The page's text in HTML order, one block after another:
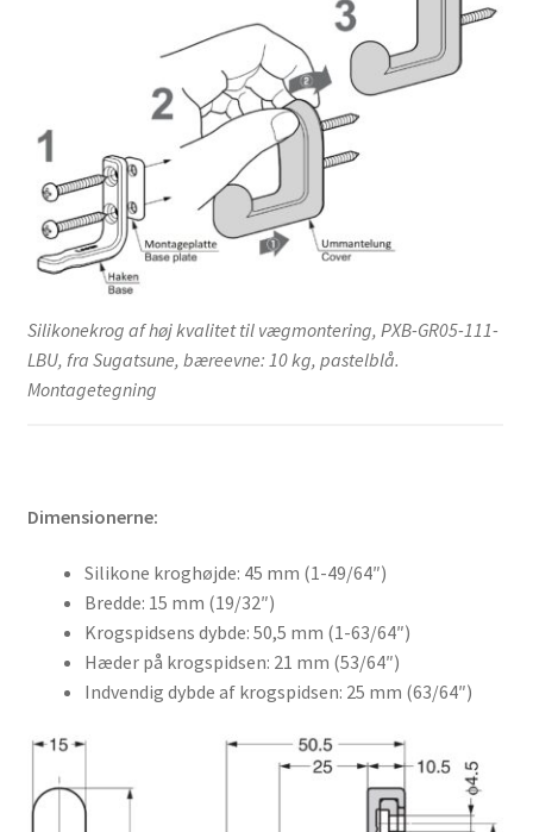
Silikonekrog af høj kvalitet til vægmontering, PXB-GR05-111-
LBU, fra Sugatsune, bæreevne: 10 kg, pastelblå.
Montagetegning
Dimensionerne:
Silikone kroghøjde: 45 mm (1-49/64″)
Bredde: 15 mm (19/32″)
Krogspidsens dybde: 50,5 mm (1-63/64″)
Hæder på krogspidsen: 21 mm (53/64″)
Indvendig dybde af krogspidsen: 25 mm (63/64″)